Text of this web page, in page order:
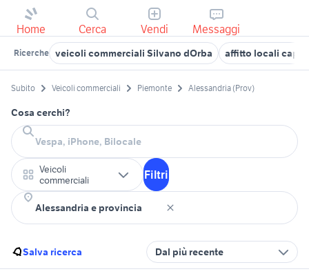
Home Cerca Vendi Messaggi
Ricerche veicoli commerciali Silvano dOrba affitto locali
Subito Veicoli commerciali Piemonte Alessandria (Prov)
Cosa cerchi?
Veicoli
commerciali
Filtri
Salva ricerca Dal più recente